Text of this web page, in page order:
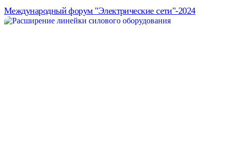
Международный форум "Электрические сети"-2024